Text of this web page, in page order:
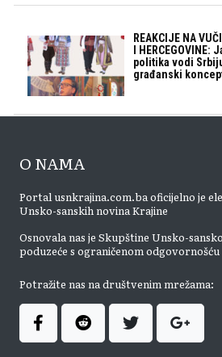
REAKCIJE NA
I
politika vodi
građanski
O NAMA
Portal usnkrajina.com.ba oficijelno je
Unsko-sanskih novina Krajine
Osnovala nas je Skupštine Unsko-
poduzeće s ograničenom odgovornošću
Potražite nas na društvenim mrežama: